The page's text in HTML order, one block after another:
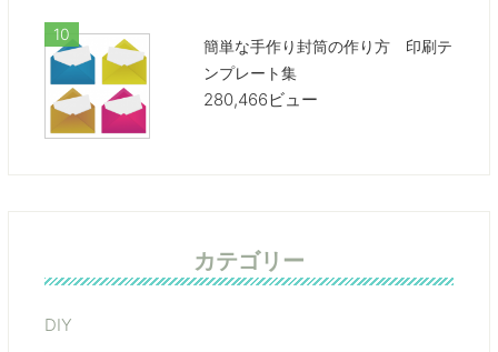
簡単な手作り封筒の作り方 印刷テ
ンプレート集
280,466ビュー
カテゴリー
DIY